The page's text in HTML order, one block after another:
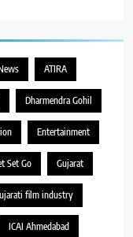
ATIRA
Dharmendra Gohil
Entertainment
Set Go Gujarat
film industry
ICAI Ahmedabad